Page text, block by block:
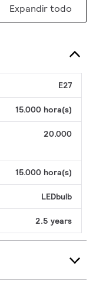
Expandir todo
E27
15.000 hora(s)
20.000
15.000 hora(s)
LEDbulb
2.5 years